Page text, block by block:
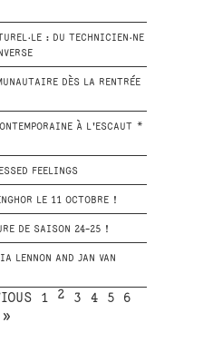
: DU TECHNICIEN·NE
DÈS LA RENTRÉE
À L'ESCAUT *
FEELINGS
LE 11 OCTOBRE !
DE SAISON 24-25 !
LENNON AND JAN VAN
1 2 3 4 5
6
»